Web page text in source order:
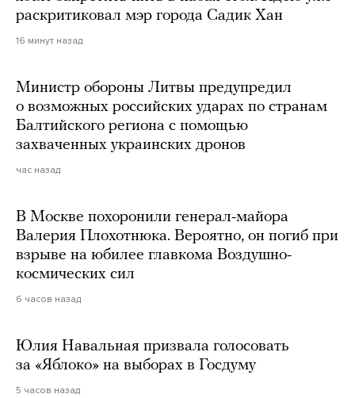
раскритиковал мэр города Садик Хан
16 минут назад
Министр обороны Литвы предупредил
о возможных российских ударах по странам
Балтийского региона с помощью
захваченных украинских дронов
час назад
В Москве похоронили генерал-майора
Валерия Плохотнюка. Вероятно, он погиб при
взрыве на юбилее главкома Воздушно-
космических сил
6 часов назад
Юлия Навальная призвала голосовать
за «Яблоко» на выборах в Госдуму
5 часов назад